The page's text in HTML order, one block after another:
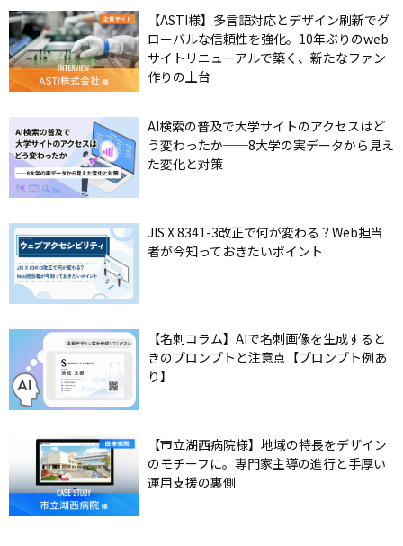
【ASTI様】多言語対応とデザイン刷新でグ
ローバルな信頼性を強化。10年ぶりのweb
サイトリニューアルで築く、新たなファン
作りの土台
AI検索の普及で大学サイトのアクセスはど
う変わったか──8大学の実データから見え
た変化と対策
JIS X 8341-3改正で何が変わる？Web担当
者が今知っておきたいポイント
【名刺コラム】AIで名刺画像を生成すると
きのプロンプトと注意点【プロンプト例あ
り】
【市立湖西病院様】地域の特長をデザイン
のモチーフに。専門家主導の進行と手厚い
運用支援の裏側